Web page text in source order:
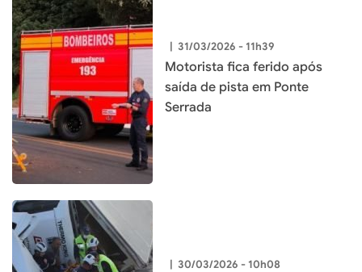
| 31/03/2026 - 11h39
Motorista fica ferido após
saída de pista em Ponte
Serrada
| 30/03/2026 - 10h08